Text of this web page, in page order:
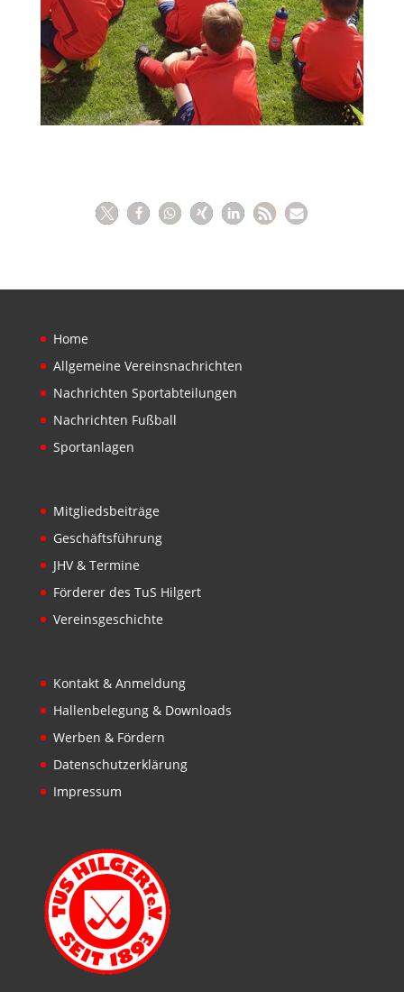
Home
Allgemeine Vereinsnachrichten
Nachrichten Sportabteilungen
Nachrichten Fußball
Sportanlagen
Mitgliedsbeiträge
Geschäftsführung
JHV & Termine
Förderer des TuS Hilgert
Vereinsgeschichte
Kontakt & Anmeldung
Hallenbelegung & Downloads
Werben & Fördern
Datenschutzerklärung
Impressum